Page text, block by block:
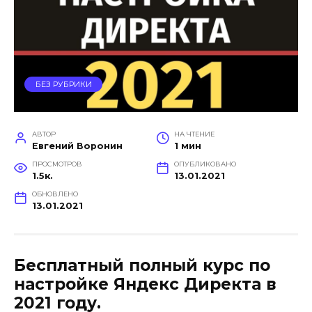
БЕЗ РУБРИКИ
АВТОР
Евгений Воронин
НА ЧТЕНИЕ
1 мин
ПРОСМОТРОВ
1.5к.
ОПУБЛИКОВАНО
13.01.2021
ОБНОВЛЕНО
13.01.2021
Бесплатный полный курс по
настройке Яндекс Директа в
2021 году.